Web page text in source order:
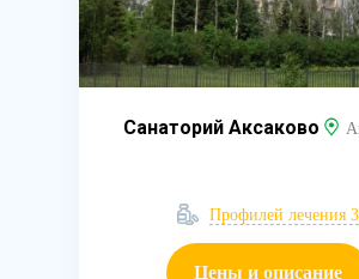
Санаторий Аксаково
Профилей лечения 3
Цены и описание